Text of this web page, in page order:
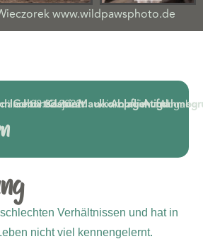
www.wildpawsphoto.de
Geburtsdatum:
08.02.2022
Kastriert:
ja Maulkorbpflichtig:
neinAnlagehund:
nein Abgabe
Verhältnissen und hat in
nicht viel kennengelernt.